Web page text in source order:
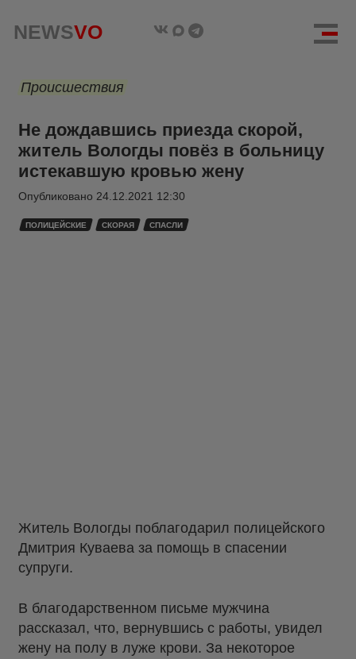
NEWSVO
Происшествия
Не дождавшись приезда скорой,
житель Вологды повёз в больницу
истекавшую кровью жену
Опубликовано 24.12.2021 12:30
ПОЛИЦЕЙСКИЕ СКОРАЯ СПАСЛИ
Житель Вологды поблагодарил полицейского
Дмитрия Куваева за помощь в спасении
супруги.
В благодарственном письме мужчина
рассказал, что, вернувшись с работы, увидел
жену на полу в луже крови. За некоторое